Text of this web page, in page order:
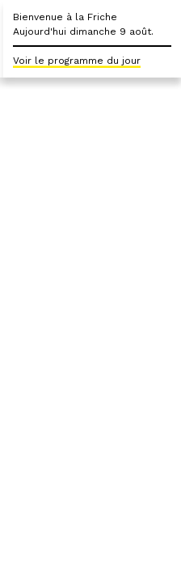
Bienvenue à la Friche
Aujourd'hui dimanche 9 août.
Voir le programme du jour